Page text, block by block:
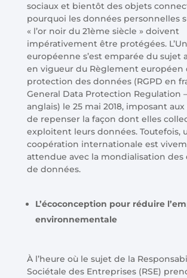
sociaux et bientôt des objets
pourquoi les données personnelles
« l’or noir du 21ème siècle » doivent
impérativement être protégées.
européenne s’est emparée du sujet
en vigueur du Règlement européen
protection des données (RGPD en
General Data Protection Regulation
anglais) le 25 mai 2018, imposant
de repenser la façon dont elles
exploitent leurs données. Toutefois,
coopération internationale est
attendue avec la mondialisation des
de données.
L’écoconception pour réduire
environnementale
À l’heure où le sujet de la
Sociétale des Entreprises (RSE)